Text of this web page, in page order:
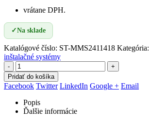
vrátane DPH.
✓Na sklade
Katalógové číslo: ST-MMS2411418 Kategória:
inštalačné systémy
-
+
Pridať do košíka
Facebook Twitter LinkedIn Google + Email
Popis
Ďalšie informácie